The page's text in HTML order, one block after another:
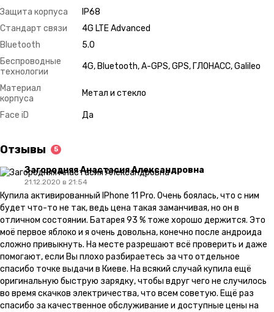
Защита корпуса
IP68
Стандарт связи
4G LTE Advanced
Bluetooth
5.0
Беспроводные
технологии
4G, Bluetooth, A-GPS, GPS, ГЛОНАСС, Galileo
Материал
корпуса
Метал и стекло
Face iD Да
Отзывы 5
Загородняя Анастасия Александровна
21.12.2020 в 21:54
Купила активированный IPhone 11 Pro. Очень боялась, что с ним
будет что-то не так, ведь цена такая заманчивая, но он в
отличном состоянии. Батарея 93 % тоже хорошо держится. Это
моё первое яблоко и я очень довольна, конечно после андроида
сложно привыкнуть. На месте разрешают всё проверить и даже
помогают, если Вы плохо разбираетесь за что отдельное
спасибо точке выдачи в Киеве. На всякий случай купила ещё
оригинальную быструю зарядку, чтобы вдруг чего не случилось
во время скачков электричества, что всем советую. Ещё раз
спасибо за качественное обслуживание и доступные цены на